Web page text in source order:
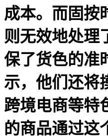
成本。而固按
则无效地处理
保了货色的准
示，他们还将
跨境电商等特
的商品通过这